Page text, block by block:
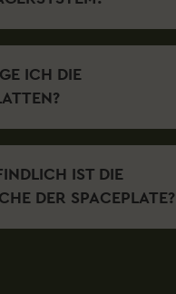
ICH DIE
IST DIE
DER SPACEPLATE?